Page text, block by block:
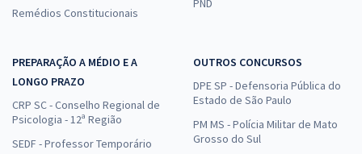
Remédios Constitucionais
PND
PREPARAÇÃO A MÉDIO E A
LONGO PRAZO
CRP SC - Conselho Regional de
Psicologia - 12ª Região
SEDF - Professor Temporário
OUTROS CONCURSOS
DPE SP - Defensoria Pública do
Estado de São Paulo
PM MS - Polícia Militar de Mato
Grosso do Sul